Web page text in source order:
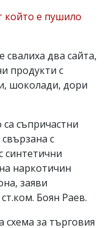
който е пушило
два сайта,
продукти с
шоколади, дори
съпричастни
с
синтетични
наркотичин
заяви
Боян Раев.
за търговия